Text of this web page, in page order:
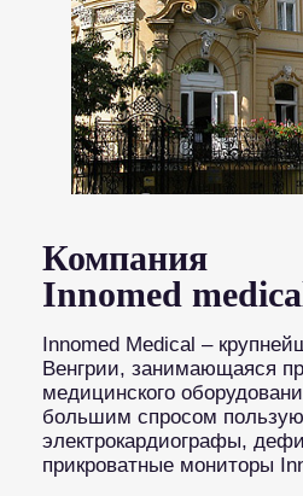
Компания
Innomed
Innomed Medical –
Венгрии, занимающаяся
медицинского
большим спросом
электрокардиографы,
прикроватные мониторы